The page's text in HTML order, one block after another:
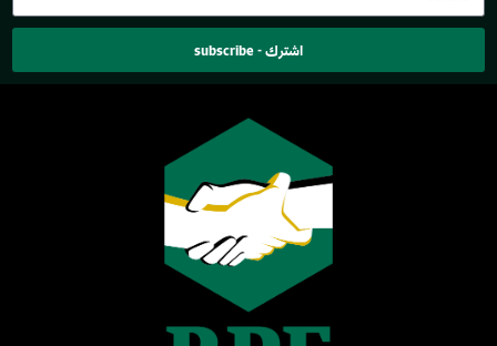
اشترك - subscribe